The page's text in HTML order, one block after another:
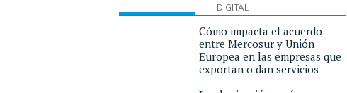
DIGITAL
Cómo impacta el acuerdo
entre Mercosur y Unión
Europea en las empresas que
exportan o dan servicios